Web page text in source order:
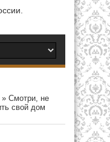
» Смотри, не
свой дом